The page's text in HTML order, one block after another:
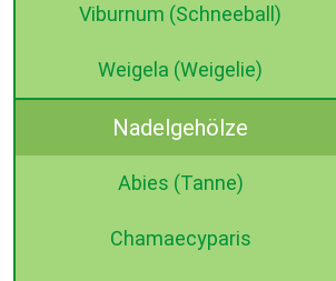
Viburnum (Schneeball)
Weigela (Weigelie)
Nadelgehölze
Abies (Tanne)
Chamaecyparis